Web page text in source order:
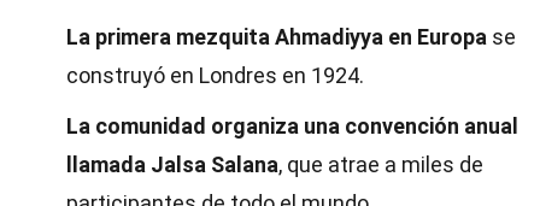
La primera mezquita Ahmadiyya en Europa se
construyó en Londres en 1924.
La comunidad organiza una convención anual
llamada Jalsa Salana, que atrae a miles de